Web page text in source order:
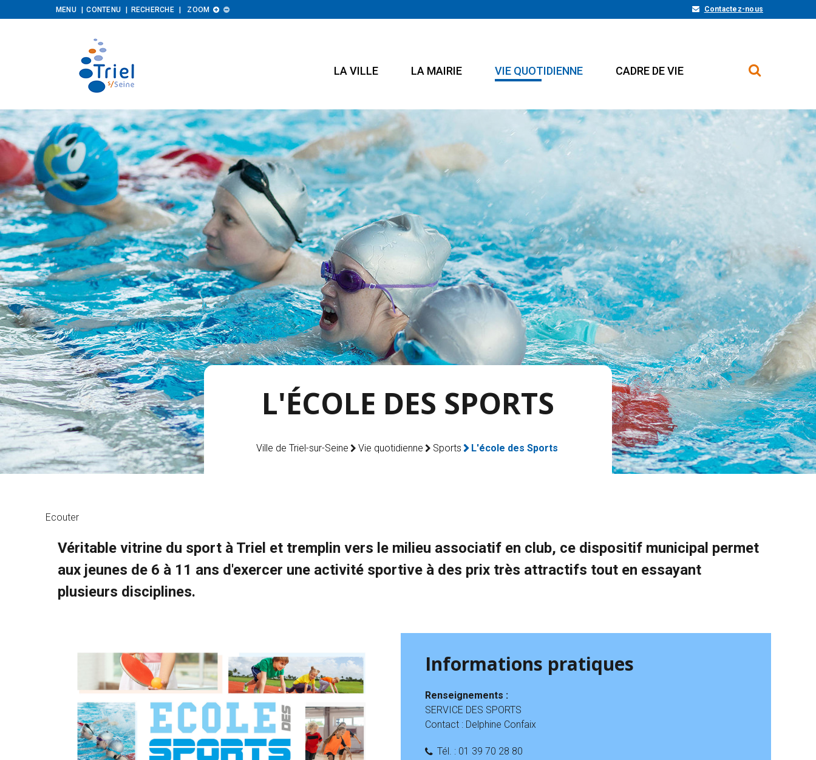
MENU CONTENU RECHERCHE ZOOM Augmenter

Diminuer
 Contactez-nous
LA VILLE LA MAIRIE VIE QUOTIDIENNE CADRE DE VIE
L'ÉCOLE DES SPORTS
Ville de Triel-sur-Seine Vie quotidienne Sports L'école des Sports
Ecouter
Véritable vitrine du sport à Triel et tremplin vers le milieu associatif en club, ce dispositif municipal permet
aux jeunes de 6 à 11 ans d'exercer une activité sportive à des prix très attractifs tout en essayant
plusieurs disciplines.
Informations pratiques
Renseignements :
SERVICE DES SPORTS
Contact : Delphine Confaix
Tél. : 01 39 70 28 80